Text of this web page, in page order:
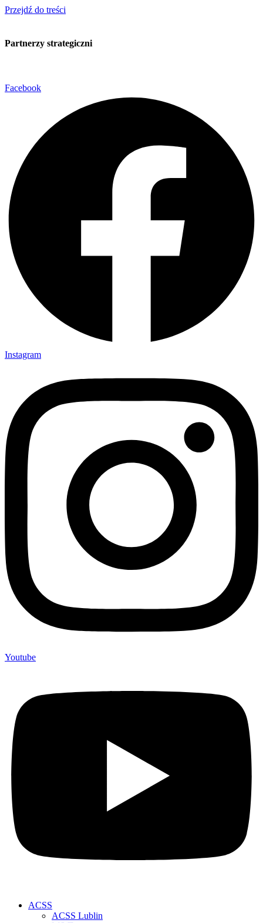
Przejdź do treści
Partnerzy strategiczni
Facebook
Instagram
Youtube
ACSS
ACSS Lublin